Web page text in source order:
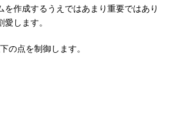
を作成するうえではあまり重要ではあり
します。
の点を制御します。